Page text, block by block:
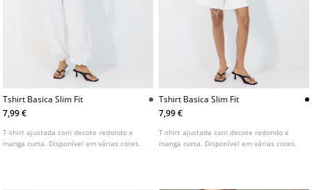
Tshirt Basica Slim Fit
7,99 €
T-shirt ajustada com decote redondo e
manga curta. Disponível em várias cores.
Tshirt Basica Slim Fit
7,99 €
T-shirt ajustada com decote redondo e
manga curta. Disponível em várias cores.